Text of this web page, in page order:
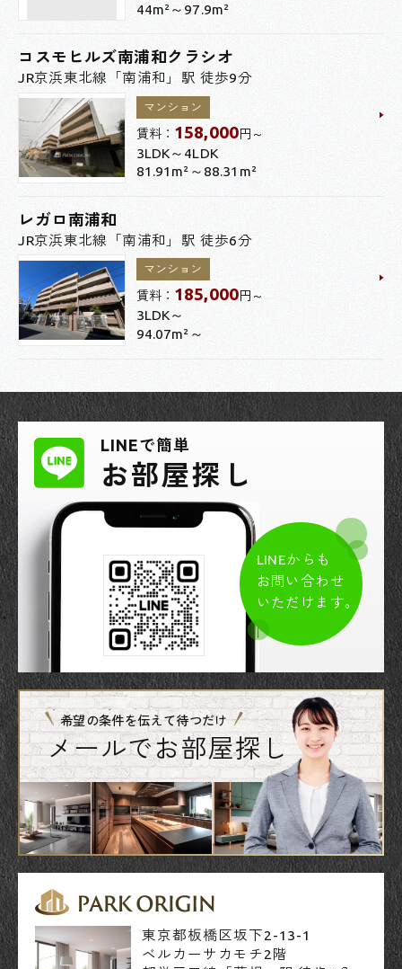
44m²～97.9m²
コスモヒルズ南浦和クラシオ
JR京浜東北線「南浦和」駅 徒歩9分
マンション
賃料： 158,000円～
3LDK～4LDK
81.91m²～88.31m²
レガロ南浦和
JR京浜東北線「南浦和」駅 徒歩6分
マンション
賃料： 185,000円～
3LDK～
94.07m²～
LINEで簡単
お部屋探し
LINEからも
お問い合わせ
いただけます。
希望の条件を伝えて待つだけ
メールでお部屋探し
東京都板橋区坂下2-13-1
ベルカーサカモチ2階